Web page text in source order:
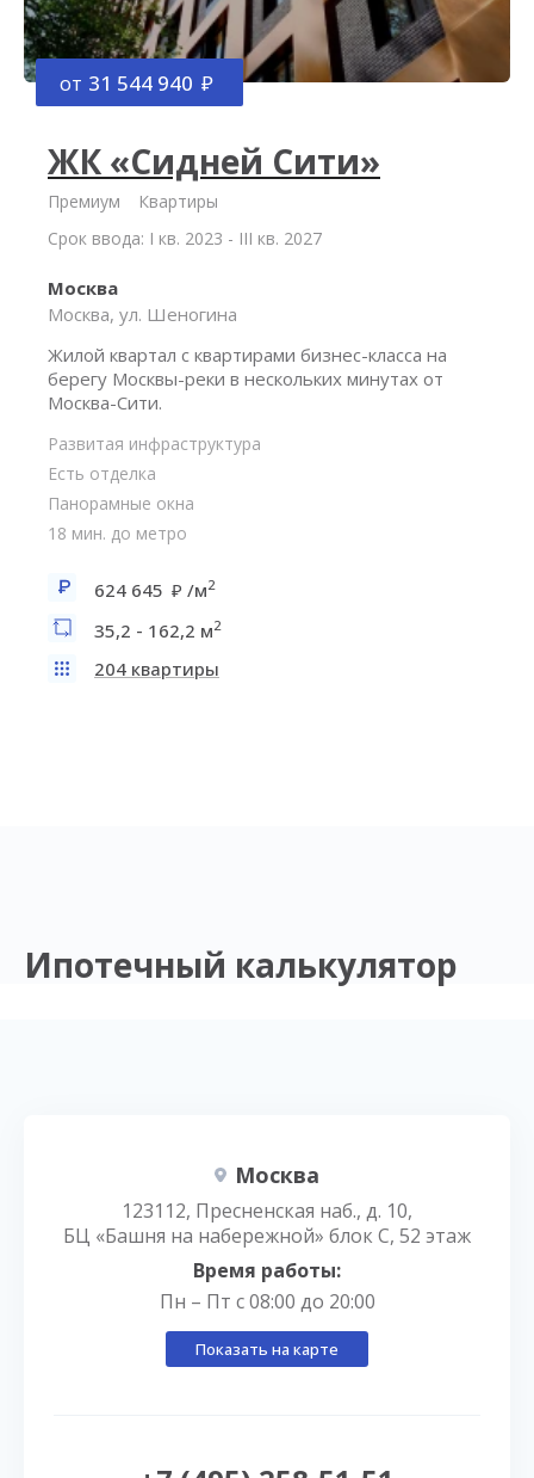
от 31 544 940
ЖК «Сидней Сити»
Премиум
Квартиры
Срок ввода: I кв. 2023 - III кв. 2027
Москва
Москва, ул. Шеногина
Жилой квартал с квартирами бизнес-класса на
берегу Москвы-реки в нескольких минутах от
Москва-Сити.
Развитая инфраструктура
Есть отделка
Панорамные окна
18 мин. до метро
624 645 /м2
35,2 - 162,2 м2
204 квартиры
Ипотечный калькулятор
Москва
123112, Пресненская наб., д. 10,
БЦ «Башня на набережной» блок С, 52 этаж
Время работы:
Пн – Пт с 08:00 до 20:00
Показать на карте